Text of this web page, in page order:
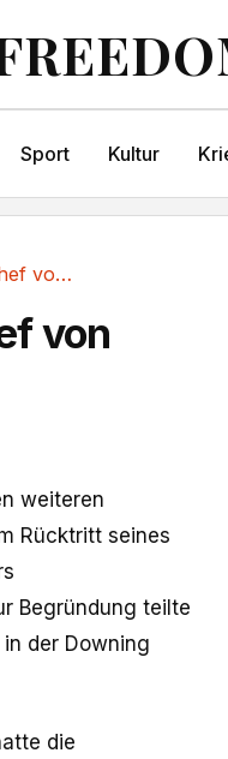
Sport Kultur
Auch Kommunikationschef von Keir Starmer tritt zurück
von
weiteren
Rücktritt seines
Begründung teilte
der Downing
die